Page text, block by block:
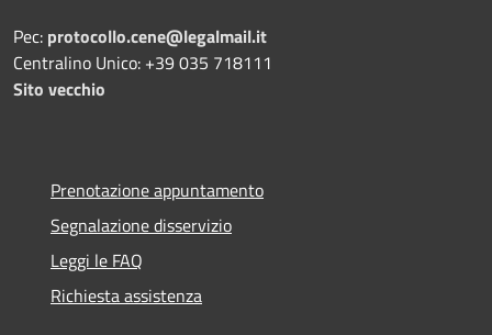
Pec: protocollo.cene@legalmail.it
Centralino Unico: +39 035 718111
Sito vecchio
Prenotazione appuntamento
Segnalazione disservizio
Leggi le FAQ
Richiesta assistenza